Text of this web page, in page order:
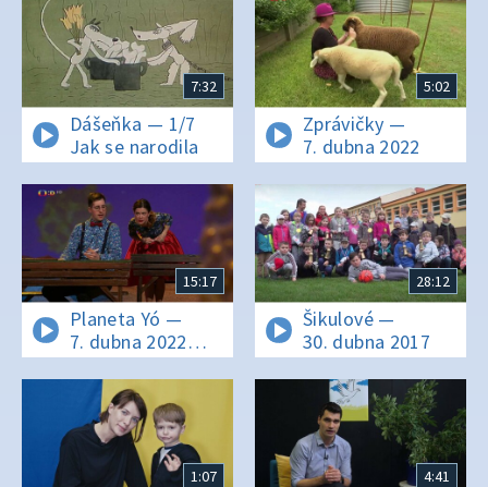
7:32
Dášeňka — 1/7
Jak se narodila
5:02
Zprávičky —
7. dubna 2022
15:17
Planeta Yó —
7. dubna 2022
16:10
28:12
Šikulové —
30. dubna 2017
1:07 4:41